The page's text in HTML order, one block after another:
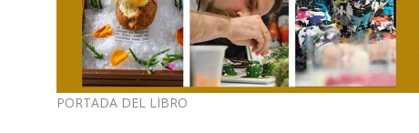
PORTADA DEL LIBRO